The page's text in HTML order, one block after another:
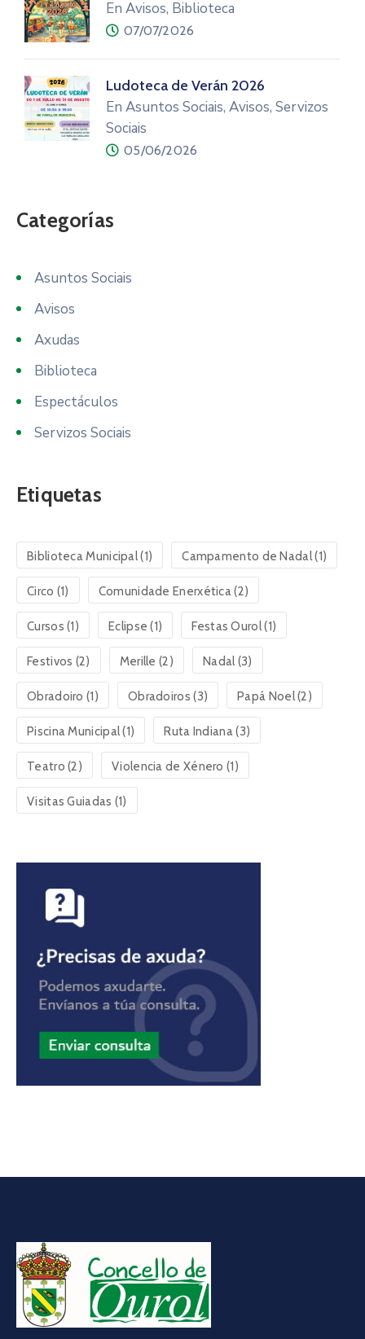
En Avisos, Biblioteca
07/07/2026
Ludoteca de Verán 2026
En Asuntos Sociais, Avisos, Servizos
Sociais
05/06/2026
Categorías
Asuntos Sociais
Avisos
Axudas
Biblioteca
Espectáculos
Servizos Sociais
Etiquetas
Biblioteca Municipal(1) Campamento de Nadal(1)
Circo (1) Comunidade Enerxética(2)
Cursos (1) Eclipse (1) Festas Ourol(1)
Festivos (2) Merille (2) Nadal(3)
Obradoiro (1) Obradoiros (3) Papá Noel(2)
Piscina Municipal(1) Ruta Indiana(3)
Teatro (2) Violencia de Xénero (1)
Visitas Guiadas (1)